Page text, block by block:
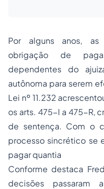
Por alguns anos, as
obrigação de
dependentes do
autônoma para serem
Lei nº 11.232
os arts. 475-I a 475-R,
de sentença. Com o
processo sincrético se
pagar quantia
Conforme destaca
decisões passaram